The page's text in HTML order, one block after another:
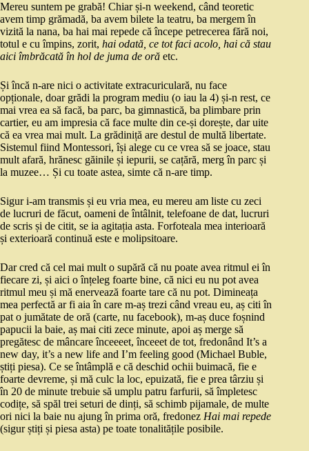
Mereu suntem pe grabă! Chiar și-n weekend, când teoretic
avem timp grămadă, ba avem bilete la teatru, ba mergem în
vizită la nana, ba hai mai repede că începe petrecerea fără noi,
totul e cu împins, zorit, hai odată, ce tot faci acolo, hai că stau
aici îmbrăcată în hol de juma de oră etc.
Și încă n-are nici o activitate extracuriculară, nu face
opționale, doar grădi la program mediu (o iau la 4) și-n rest, ce
mai vrea ea să facă, ba parc, ba gimnastică, ba plimbare prin
cartier, eu am impresia că face multe din ce-și dorește, dar uite
că ea vrea mai mult. La grădiniță are destul de multă libertate.
Sistemul fiind Montessori, își alege cu ce vrea să se joace, stau
mult afară, hrănesc găinile și iepurii, se cațără, merg în parc și
la muzee… Și cu toate astea, simte că n-are timp.
Sigur i-am transmis și eu vria mea, eu mereu am liste cu zeci
de lucruri de făcut, oameni de întâlnit, telefoane de dat, lucruri
de scris și de citit, se ia agitația asta. Forfoteala mea interioară
și exterioară continuă este e molipsitoare.
Dar cred că cel mai mult o supără că nu poate avea ritmul ei în
fiecare zi, și aici o înțeleg foarte bine, că nici eu nu pot avea
ritmul meu și mă enervează foarte tare că nu pot. Dimineața
mea perfectă ar fi aia în care m-aș trezi când vreau eu, aș citi în
pat o jumătate de oră (carte, nu facebook), m-aș duce foșnind
papucii la baie, aș mai citi zece minute, apoi aș merge să
pregătesc de mâncare înceeeet, înceeet de tot, fredonând It’s a
new day, it’s a new life and I’m feeling good (Michael Buble,
știți piesa). Ce se întâmplă e că deschid ochii buimacă, fie e
foarte devreme, și mă culc la loc, epuizată, fie e prea târziu și
în 20 de minute trebuie să umplu patru farfurii, să împletesc
codițe, să spăl trei seturi de dinți, să schimb pijamale, de multe
ori nici la baie nu ajung în prima oră, fredonez Hai mai repede
(sigur știți și piesa asta) pe toate tonalitățile posibile.